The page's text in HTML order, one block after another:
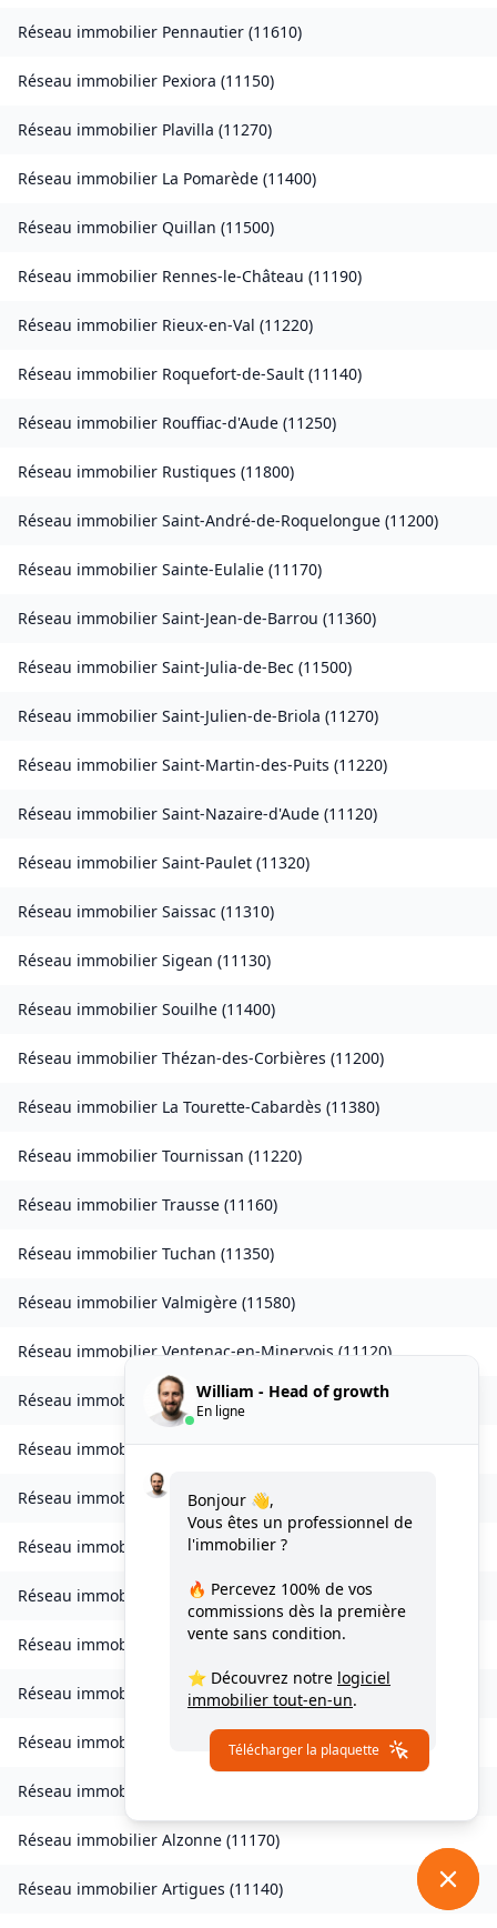
Réseau immobilier Pennautier (11610)
Réseau immobilier Pexiora (11150)
Réseau immobilier Plavilla (11270)
Réseau immobilier La Pomarède (11400)
Réseau immobilier Quillan (11500)
Réseau immobilier Rennes-le-Château (11190)
Réseau immobilier Rieux-en-Val (11220)
Réseau immobilier Roquefort-de-Sault (11140)
Réseau immobilier Rouffiac-d'Aude (11250)
Réseau immobilier Rustiques (11800)
Réseau immobilier Saint-André-de-Roquelongue (11200)
Réseau immobilier Sainte-Eulalie (11170)
Réseau immobilier Saint-Jean-de-Barrou (11360)
Réseau immobilier Saint-Julia-de-Bec (11500)
Réseau immobilier Saint-Julien-de-Briola (11270)
Réseau immobilier Saint-Martin-des-Puits (11220)
Réseau immobilier Saint-Nazaire-d'Aude (11120)
Réseau immobilier Saint-Paulet (11320)
Réseau immobilier Saissac (11310)
Réseau immobilier Sigean (11130)
Réseau immobilier Souilhe (11400)
Réseau immobilier Thézan-des-Corbières (11200)
Réseau immobilier La Tourette-Cabardès (11380)
Réseau immobilier Tournissan (11220)
Réseau immobilier Trausse (11160)
Réseau immobilier Tuchan (11350)
Réseau immobilier Valmigère (11580)
Réseau immobilierVentenac-en-Minervois(11120)
Réseau immobilierVerdun-en-Lauragais( 11400)
Réseau immobilierVignevieille(11330)
Réseau immobilierVillalier(11600
Réseau immobilier Villanière(11600)
Réseau immobilier Villardebelle(11580)
Réseau immobilier Villarzel-Cabardès(11600
Réseau immobilier Villefloure(11570)
Réseau immobilier Alairac 11290)
Réseau immobilier
Réseau immobilier Alzonne (11170)
Réseau immobilier Artigues (11140)
William - Head of growth
En ligne
Bonjour 👋,
Vous êtes un professionnel de
l'immobilier ?
🔥 Percevez 100% de vos
commissions dès la première
vente sans condition.
⭐ Découvrez notre logiciel
immobilier tout-en-un.
Télécharger la plaquette